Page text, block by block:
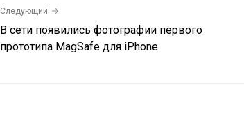
Следующий
В сети появились фотографии первого
прототипа MagSafe для iPhone